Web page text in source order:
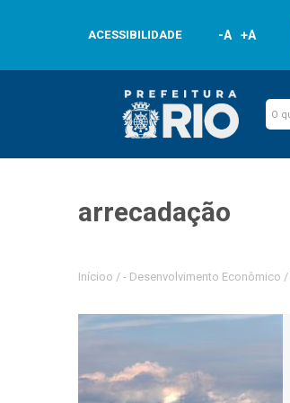
ACESSIBILIDADE -A +A
arrecadação
Inícioo / - Desenvolvimento Econômico /